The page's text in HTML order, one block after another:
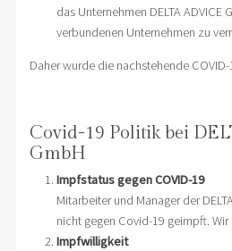
das Unternehmen DELTA
verbundenen Unternehmen zu
Daher wurde die nachstehende
Covid-19 Politik bei
GmbH
Impfstatus gegen COVID-19
Mitarbeiter und Manager der
nicht gegen Covid-19 geimpft.
Impfwilligkeit